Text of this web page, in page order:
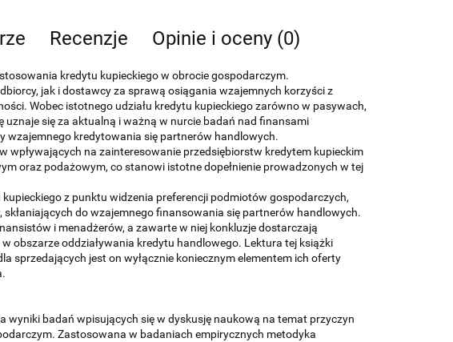
Recenzje Opinie i oceny (0)
kredytu kupieckiego w obrocie gospodarczym.
jak i dostawcy za sprawą osiągania wzajemnych korzyści z
Wobec istotnego udziału kredytu kupieckiego zarówno w pasywach,
się za aktualną i ważną w nurcie badań nad finansami
wzajemnego kredytowania się partnerów handlowych.
wpływających na zainteresowanie przedsiębiorstw kredytem kupieckim
oraz podażowym, co stanowi istotne dopełnienie prowadzonych w tej
z punktu widzenia preferencji podmiotów gospodarczych,
do wzajemnego finansowania się partnerów handlowych.
i menadżerów, a zawarte w niej konkluzje dostarczają
obszarze oddziaływania kredytu handlowego. Lektura tej książki
sprzedających jest on wyłącznie koniecznym elementem ich oferty
wyniki badań wpisujących się w dyskusję naukową na temat przyczyn
Zastosowana w badaniach empirycznych metodyka